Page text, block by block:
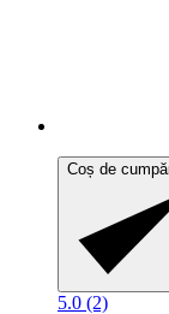
Coș de
5.0 (2)